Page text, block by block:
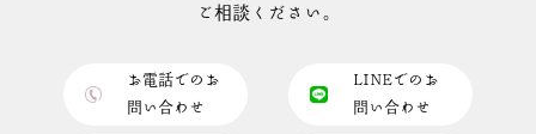
ご相談ください。
お電話でのお
問い合わせ
LINEでのお
問い合わせ